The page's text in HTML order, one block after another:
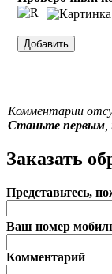
Комментарии
Станьте первым,
Заказать
Представьтесь,
Ваш номер
Комментарий